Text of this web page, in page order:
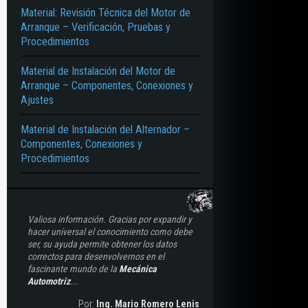
– ECM – IDM MÓDULO DE MANDO DE LAS VÁLVULAS
Material: Revisión Técnica del Motor de
Arranque – Verificación, Pruebas y
Procedimientos
Material de Instalación del Motor de
Arranque – Componentes, Conexiones y
Ajustes
Material de Instalación del Alternador –
Componentes, Conexiones y
Procedimientos
Valiosa información. Gracias por expandir y
hacer universal el conocimiento como debe
ser, su ayuda permite obtener los datos
correctos para desenvolvernos en el
fascinante mundo de la Mecánica
Automotriz...
Por: Ing. Mario Romero Lenis